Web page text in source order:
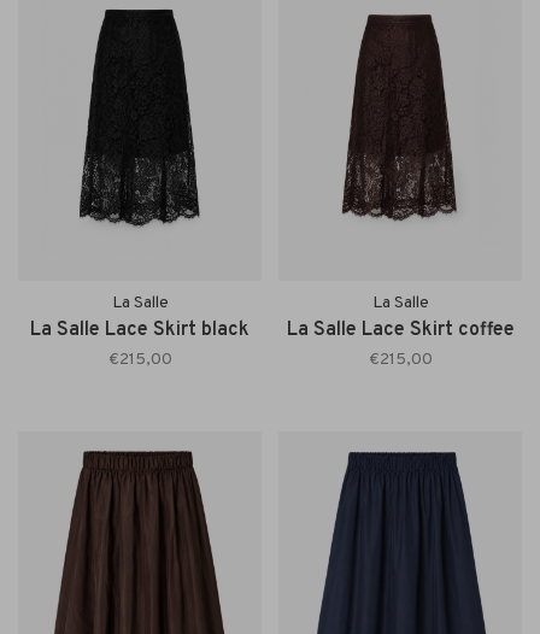
La Salle
La Salle Lace Skirt black
€215,00
La Salle
La Salle Lace Skirt coffee
€215,00